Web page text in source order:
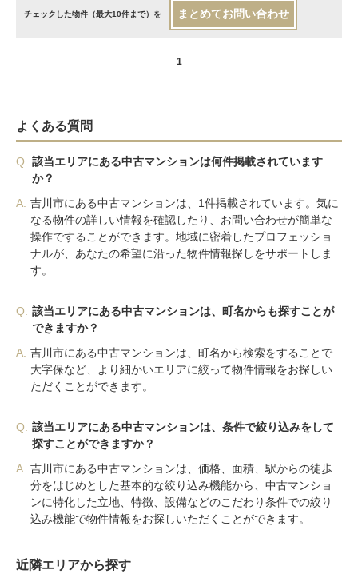
チェックした物件（最大10件まで）を まとめてお問い合わせ
1
よくある質問
Q.
該当エリアにある中古マンションは何件掲載されています
か？
A. 吉川市にある中古マンションは、1件掲載されています。気に
なる物件の詳しい情報を確認したり、お問い合わせが簡単な
操作ですることができます。地域に密着したプロフェッショ
ナルが、あなたの希望に沿った物件情報探しをサポートしま
す。
Q.
該当エリアにある中古マンションは、町名からも探すことが
できますか？
A. 吉川市にある中古マンションは、町名から検索をすることで
大字保など、より細かいエリアに絞って物件情報をお探しい
ただくことができます。
Q.
該当エリアにある中古マンションは、条件で絞り込みをして
探すことができますか？
A. 吉川市にある中古マンションは、価格、面積、駅からの徒歩
分をはじめとした基本的な絞り込み機能から、中古マンショ
ンに特化した立地、特徴、設備などのこだわり条件での絞り
込み機能で物件情報をお探しいただくことができます。
近隣エリアから探す